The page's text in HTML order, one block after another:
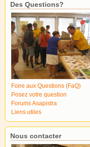
Des Questions?
Foire aux Questions (FaQ)
Posez votre question
Forums Asapistra
Liens utiles
Nous contacter